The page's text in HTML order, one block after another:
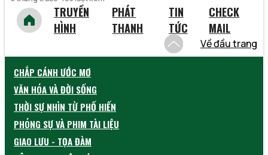
TRUYỀN
HÌNH
PHÁT
THANH
TIN
TỨC
CHECK
MAIL
Về đầu trang
CHẮP CÁNH ƯỚC MƠ
VĂN HÓA VÀ ĐỜI SỐNG
THỜI SỰ NHÌN TỪ PHỐ HIẾN
PHÓNG SỰ VÀ PHIM TÀI LIỆU
GIAO LƯU - TỌA ĐÀM